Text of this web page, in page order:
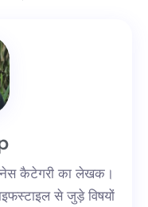
कैटेगरी का लेखक।
से जुड़े विषयों